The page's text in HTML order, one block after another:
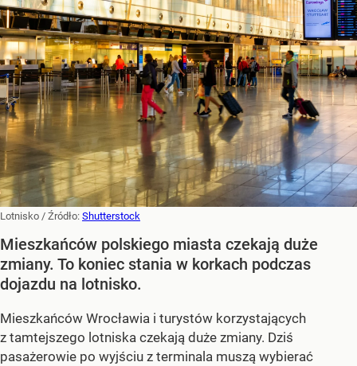
Lotnisko / Źródło: Shutterstock
Mieszkańców polskiego miasta czekają duże
zmiany. To koniec stania w korkach podczas
dojazdu na lotnisko.
Mieszkańców Wrocławia i turystów korzystających
z tamtejszego lotniska czekają duże zmiany. Dziś
pasażerowie po wyjściu z terminala muszą wybierać